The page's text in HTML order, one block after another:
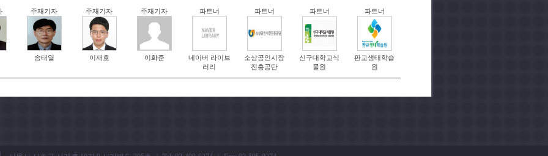
주재기자
송태열
주재기자
이재호
주재기자
이화준
파트너
네이버 라이브
러리
파트너
소상공인시장
진흥공단
파트너
신구대학교식
물원
파트너
판교생태학습
원